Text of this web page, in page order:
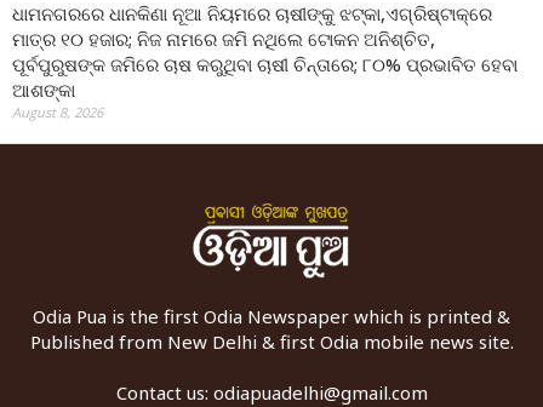
ଧାମନଗରରେ ଧାନକିଣା ନୂଆ ନିୟମରେ ଚାଷୀଙ୍କୁ ଝଟ୍‌କା,ଏଗ୍ରିଷ୍ଟାକ୍‌ରେ
ମାତ୍ର ୧୦ ହଜାର; ନିଜ ନାମରେ ଜମି ନଥିଲେ ଟୋକନ ଅନିଶ୍ଚିତ,
ପୂର୍ବପୁରୁଷଙ୍କ ଜମିରେ ଚାଷ କରୁଥିବା ଚାଷୀ ଚିନ୍ତାରେ; ୮୦% ପ୍ରଭାବିତ ହେବା
ଆଶଙ୍କା
August 8, 2026
Odia Pua is the first Odia Newspaper which is printed &
Published from New Delhi & first Odia mobile news site.
Contact us: odiapuadelhi@gmail.com